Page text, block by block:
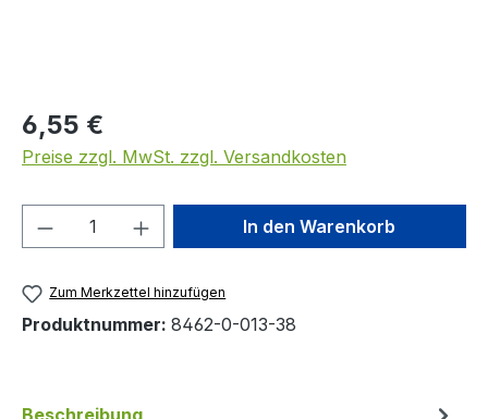
Regulärer Preis:
6,55 €
Preise zzgl. MwSt. zzgl. Versandkosten
Produkt Anzahl: Gib denIn den Warenkorb
Zum Merkzettel hinzufügen
Produktnummer: 8462-0-013-38
Beschreibung